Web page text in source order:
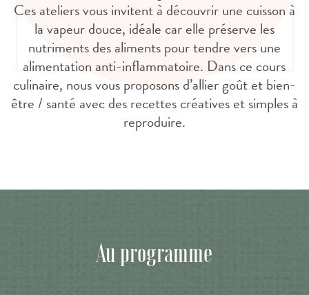
Ces ateliers vous invitent à découvrir une cuisson à
la vapeur douce, idéale car elle préserve les
nutriments des aliments pour tendre vers une
alimentation anti-inflammatoire. Dans ce cours
culinaire, nous vous proposons d’allier goût et bien-
être / santé avec des recettes créatives et simples à
reproduire.
Au programme